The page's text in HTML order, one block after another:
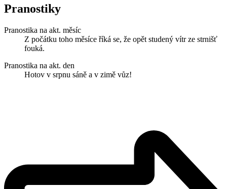
Pranostiky
Pranostika na akt. měsíc
Z počátku toho měsíce říká se, že opět studený vítr ze strnišť
fouká.
Pranostika na akt. den
Hotov v srpnu sáně a v zimě vůz!